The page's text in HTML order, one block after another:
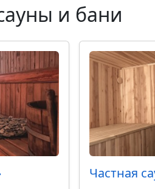
и бани
Частная